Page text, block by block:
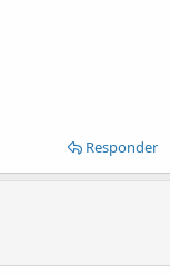
Responder